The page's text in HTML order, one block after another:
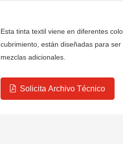
Esta tinta textil viene en diferentes
cubrimiento, están diseñadas para
mezclas adicionales.
Solicita Archivo Técnico